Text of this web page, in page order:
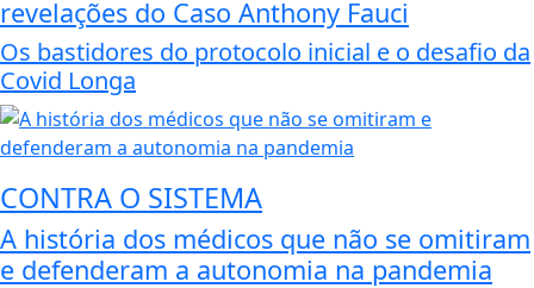
revelações do Caso Anthony Fauci
Os bastidores do protocolo inicial e o desafio da
Covid Longa
CONTRA O SISTEMA
A história dos médicos que não se omitiram
e defenderam a autonomia na pandemia